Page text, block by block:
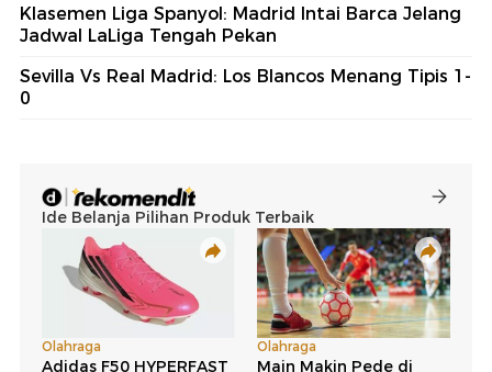
Klasemen Liga Spanyol: Madrid Intai Barca Jelang
Jadwal LaLiga Tengah Pekan
Sevilla Vs Real Madrid: Los Blancos Menang Tipis 1-
0